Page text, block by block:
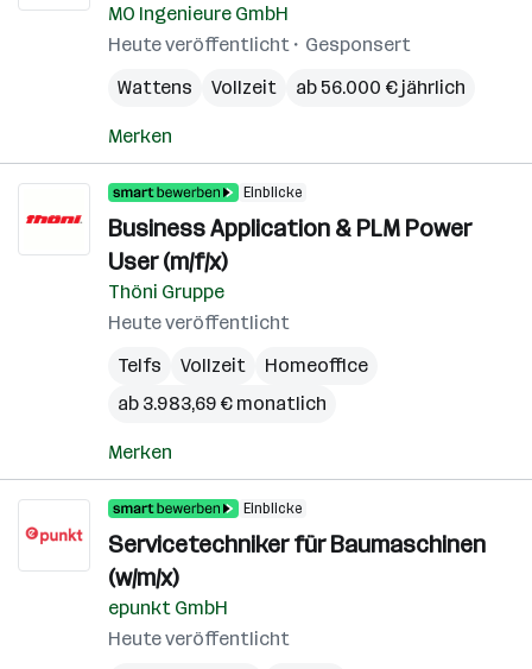
MO Ingenieure GmbH
Heute veröffentlicht
Gesponsert
Wattens
Vollzeit ab 56.000 € jährlich
Merken
Einblicke
Business Application & PLM Power
User (m/f/x)
Thöni Gruppe
Heute veröffentlicht
Telfs
Vollzeit
Homeoffice
ab 3.983,69 € monatlich
Merken
Einblicke
Servicetechniker für Baumaschinen
(w/m/x)
epunkt GmbH
Heute veröffentlicht